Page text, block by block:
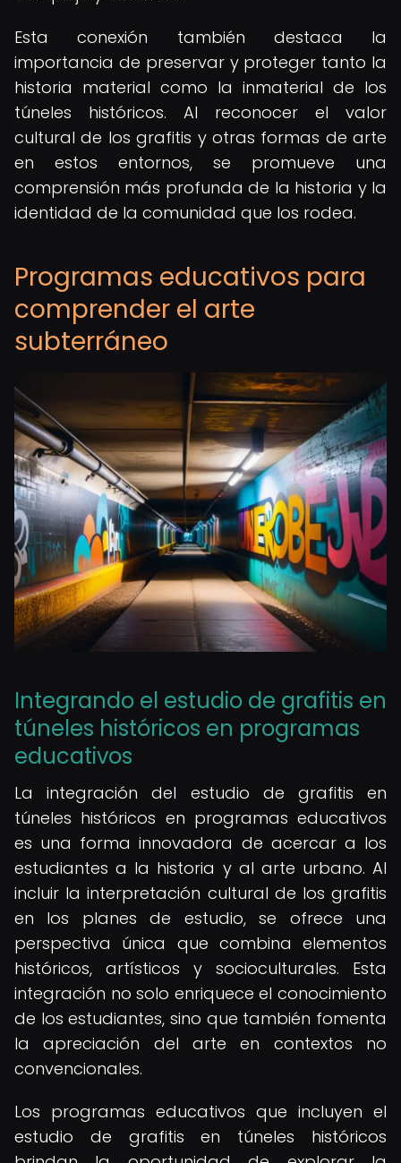
Esta conexión también destaca la
importancia de preservar y proteger tanto la
historia material como la inmaterial de los
túneles históricos. Al reconocer el valor
cultural de los grafitis y otras formas de arte
en estos entornos, se promueve una
comprensión más profunda de la historia y la
identidad de la comunidad que los rodea.
Programas educativos para
comprender el arte
subterráneo
Integrando el estudio de grafitis en
túneles históricos en programas
educativos
La integración del estudio de grafitis en
túneles históricos en programas educativos
es una forma innovadora de acercar a los
estudiantes a la historia y al arte urbano. Al
incluir la interpretación cultural de los grafitis
en los planes de estudio, se ofrece una
perspectiva única que combina elementos
históricos, artísticos y socioculturales. Esta
integración no solo enriquece el conocimiento
de los estudiantes, sino que también fomenta
la apreciación del arte en contextos no
convencionales.
Los programas educativos que incluyen el
estudio de grafitis en túneles históricos